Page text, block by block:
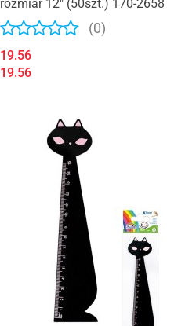
rozmiar 12" (50szt.) 170-2658
(0)
19.56
19.56